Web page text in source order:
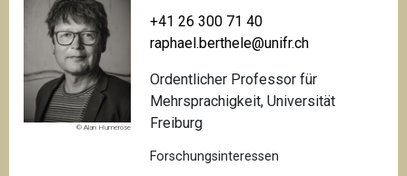
v
a
t
o
© Alan Humerose
+41 26 300 71 40
raphael.berthele@unifr.ch
Ordentlicher Professor für
Mehrsprachigkeit, Universität
Freiburg
Forschungsinteressen